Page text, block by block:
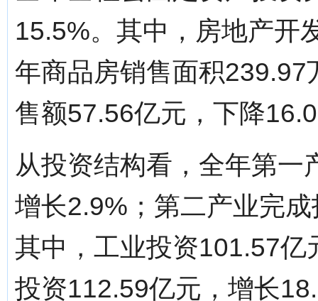
15.5%。其中，房地产开
年商品房销售面积
售额57.56亿元，下降
从投资结构看，全年第
增长2.9%；第二产业完
其中，工业投资101.57
投资112.59亿元，增长